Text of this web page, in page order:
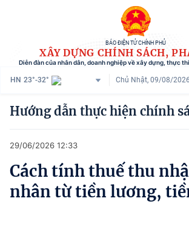
BÁO ĐIỆN TỬ CHÍNH PHỦ
XÂY DỰNG CHÍNH SÁCH,
Diễn đàn của nhân dân, doanh nghiệp về xây dựng, thực
HN 23°-32° Chủ Nhật, 09/08/2026
Danh mục
Tham vấn chính sách
Hướng dẫn thực hiện chính
29/06/2026 12:33
Cách tính thuế thu
nhân từ tiền lương,